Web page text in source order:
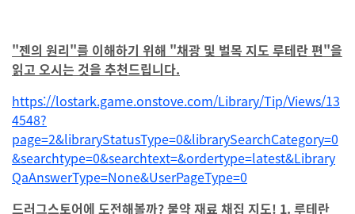
"젠의 원리"를 이해하기 위해 "채광 및 벌목 지도 루테란 편"을
읽고 오시는 것을 추천드립니다.
https://lostark.game.onstove.com/Library/Tip/Views/13
4548?
page=2&libraryStatusType=0&librarySearchCategory=0
&searchtype=0&searchtext=&ordertype=latest&Library
QaAnswerType=None&UserPageType=0
드러그스토어에 도전해볼까? 물약 재료 채집 지도! 1. 루테란